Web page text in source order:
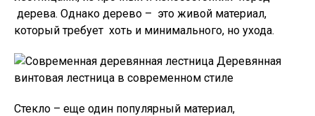
дерева. Однако дерево – это живой материал,
который требует хоть и минимального, но ухода.
Деревянная
винтовая лестница в современном стиле
Стекло – еще один популярный материал,